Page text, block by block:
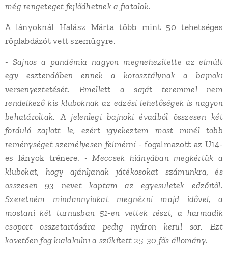
még rengeteget fejlődhetnek a fiatalok.
A lányoknál Halász Márta több mint 50 tehetséges
röplabdázót vett szemügyre.
- Sajnos a pandémia nagyon megnehezítette az elmúlt
egy esztendőben ennek a korosztálynak a bajnoki
versenyeztetését. Emellett a saját teremmel nem
rendelkező kis kluboknak az edzési lehetőségek is nagyon
behatároltak. A jelenlegi bajnoki évadból összesen két
forduló zajlott le, ezért igyekeztem most minél több
reménységet személyesen felmérni- fogalmazott az U14-
es lányok trénere. - Meccsek hiányában megkértük a
klubokat, hogy ajánljanak játékosokat számunkra, és
összesen 93 nevet kaptam az egyesületek edzőitől.
Szeretném mindannyiukat megnézni majd idővel, a
mostani két turnusban 51-en vettek részt, a harmadik
csoport összetartására pedig nyáron kerül sor. Ezt
követően fog kialakulni a szűkített 25-30 fős állomány.